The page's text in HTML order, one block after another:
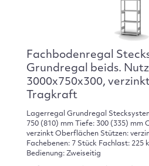
Fachbodenregal
Grundregal beids.
3000x750x300,
Tragkraft
Lagerregal Grundregal
750 (810) mm Tiefe: 300 (335) mm
verzinkt Oberflächen Stützen:
Fachebenen: 7 Stück Fachlast: 225
Bedienung: Zweiseitig